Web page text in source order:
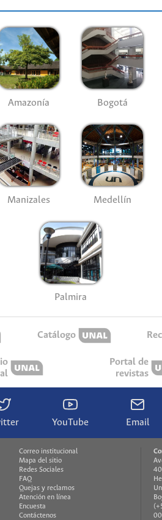
Amazonía Bogotá
Manizales Medellín
Palmira
Catálogo
Portal de
revistas
YouTube Email
Correo institucional
Mapa del sitio
Redes Sociales
FAQ
Quejas y reclamos
Atención en línea
Encuesta
Contáctenos